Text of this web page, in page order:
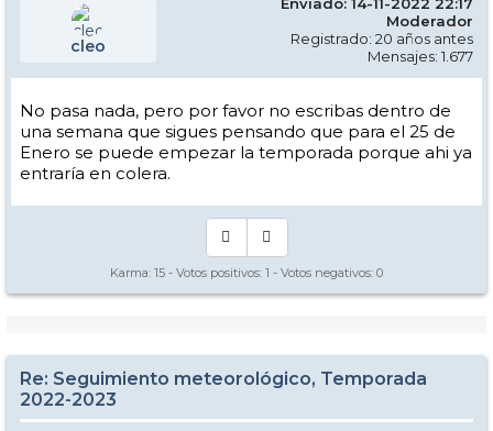
cleo
Moderador
Registrado: 20 años antes
Mensajes: 1.677
No pasa nada, pero por favor no escribas dentro de
una semana que sigues pensando que para el 25 de
Enero se puede empezar la temporada porque ahi ya
entraría en colera.
Karma: 15 - Votos positivos: 1 - Votos negativos: 0
Re: Seguimiento meteorológico, Temporada
2022-2023